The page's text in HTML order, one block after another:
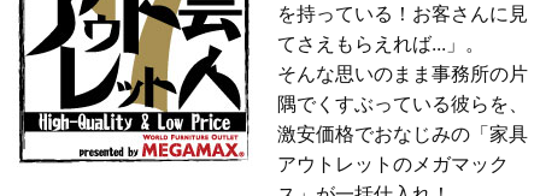
を持っている！お客さんに見
てさえもらえれば...」。
そんな思いのまま事務所の片
隅でくすぶっている彼らを、
激安価格でおなじみの「家具
アウトレットのメガマック